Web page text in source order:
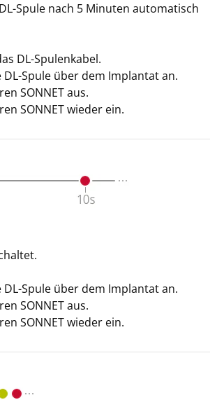
Spule nach 5 Minuten automatisch
DL-Spulenkabel.
DL-Spule über dem Implantat an.
SONNET aus.
SONNET wieder ein.
DL-Spule über dem Implantat an.
SONNET aus.
SONNET wieder ein.